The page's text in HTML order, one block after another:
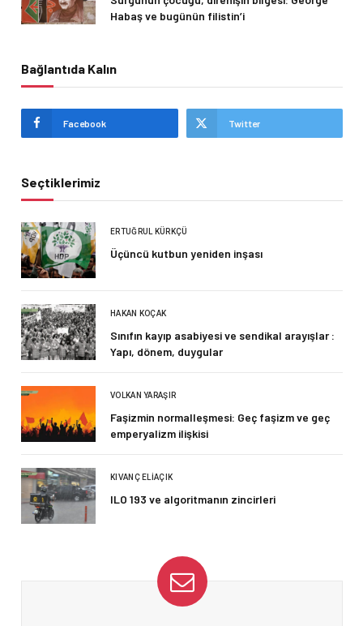
Habaş ve bugünün filistin’i
Bağlantıda Kalın
Facebook Twitter
Seçtiklerimiz
ERTUĞRUL KÜRKÇÜ
Üçüncü kutbun yeniden inşası
HAKAN KOÇAK
Sınıfın kayıp asabiyesi ve sendikal arayışlar :
Yapı, dönem, duygular
VOLKAN YARAŞIR
Faşizmin normalleşmesi: Geç faşizm ve geç
emperyalizm ilişkisi
KIVANÇ ELIAÇIK
ILO 193 ve algoritmanın zincirleri